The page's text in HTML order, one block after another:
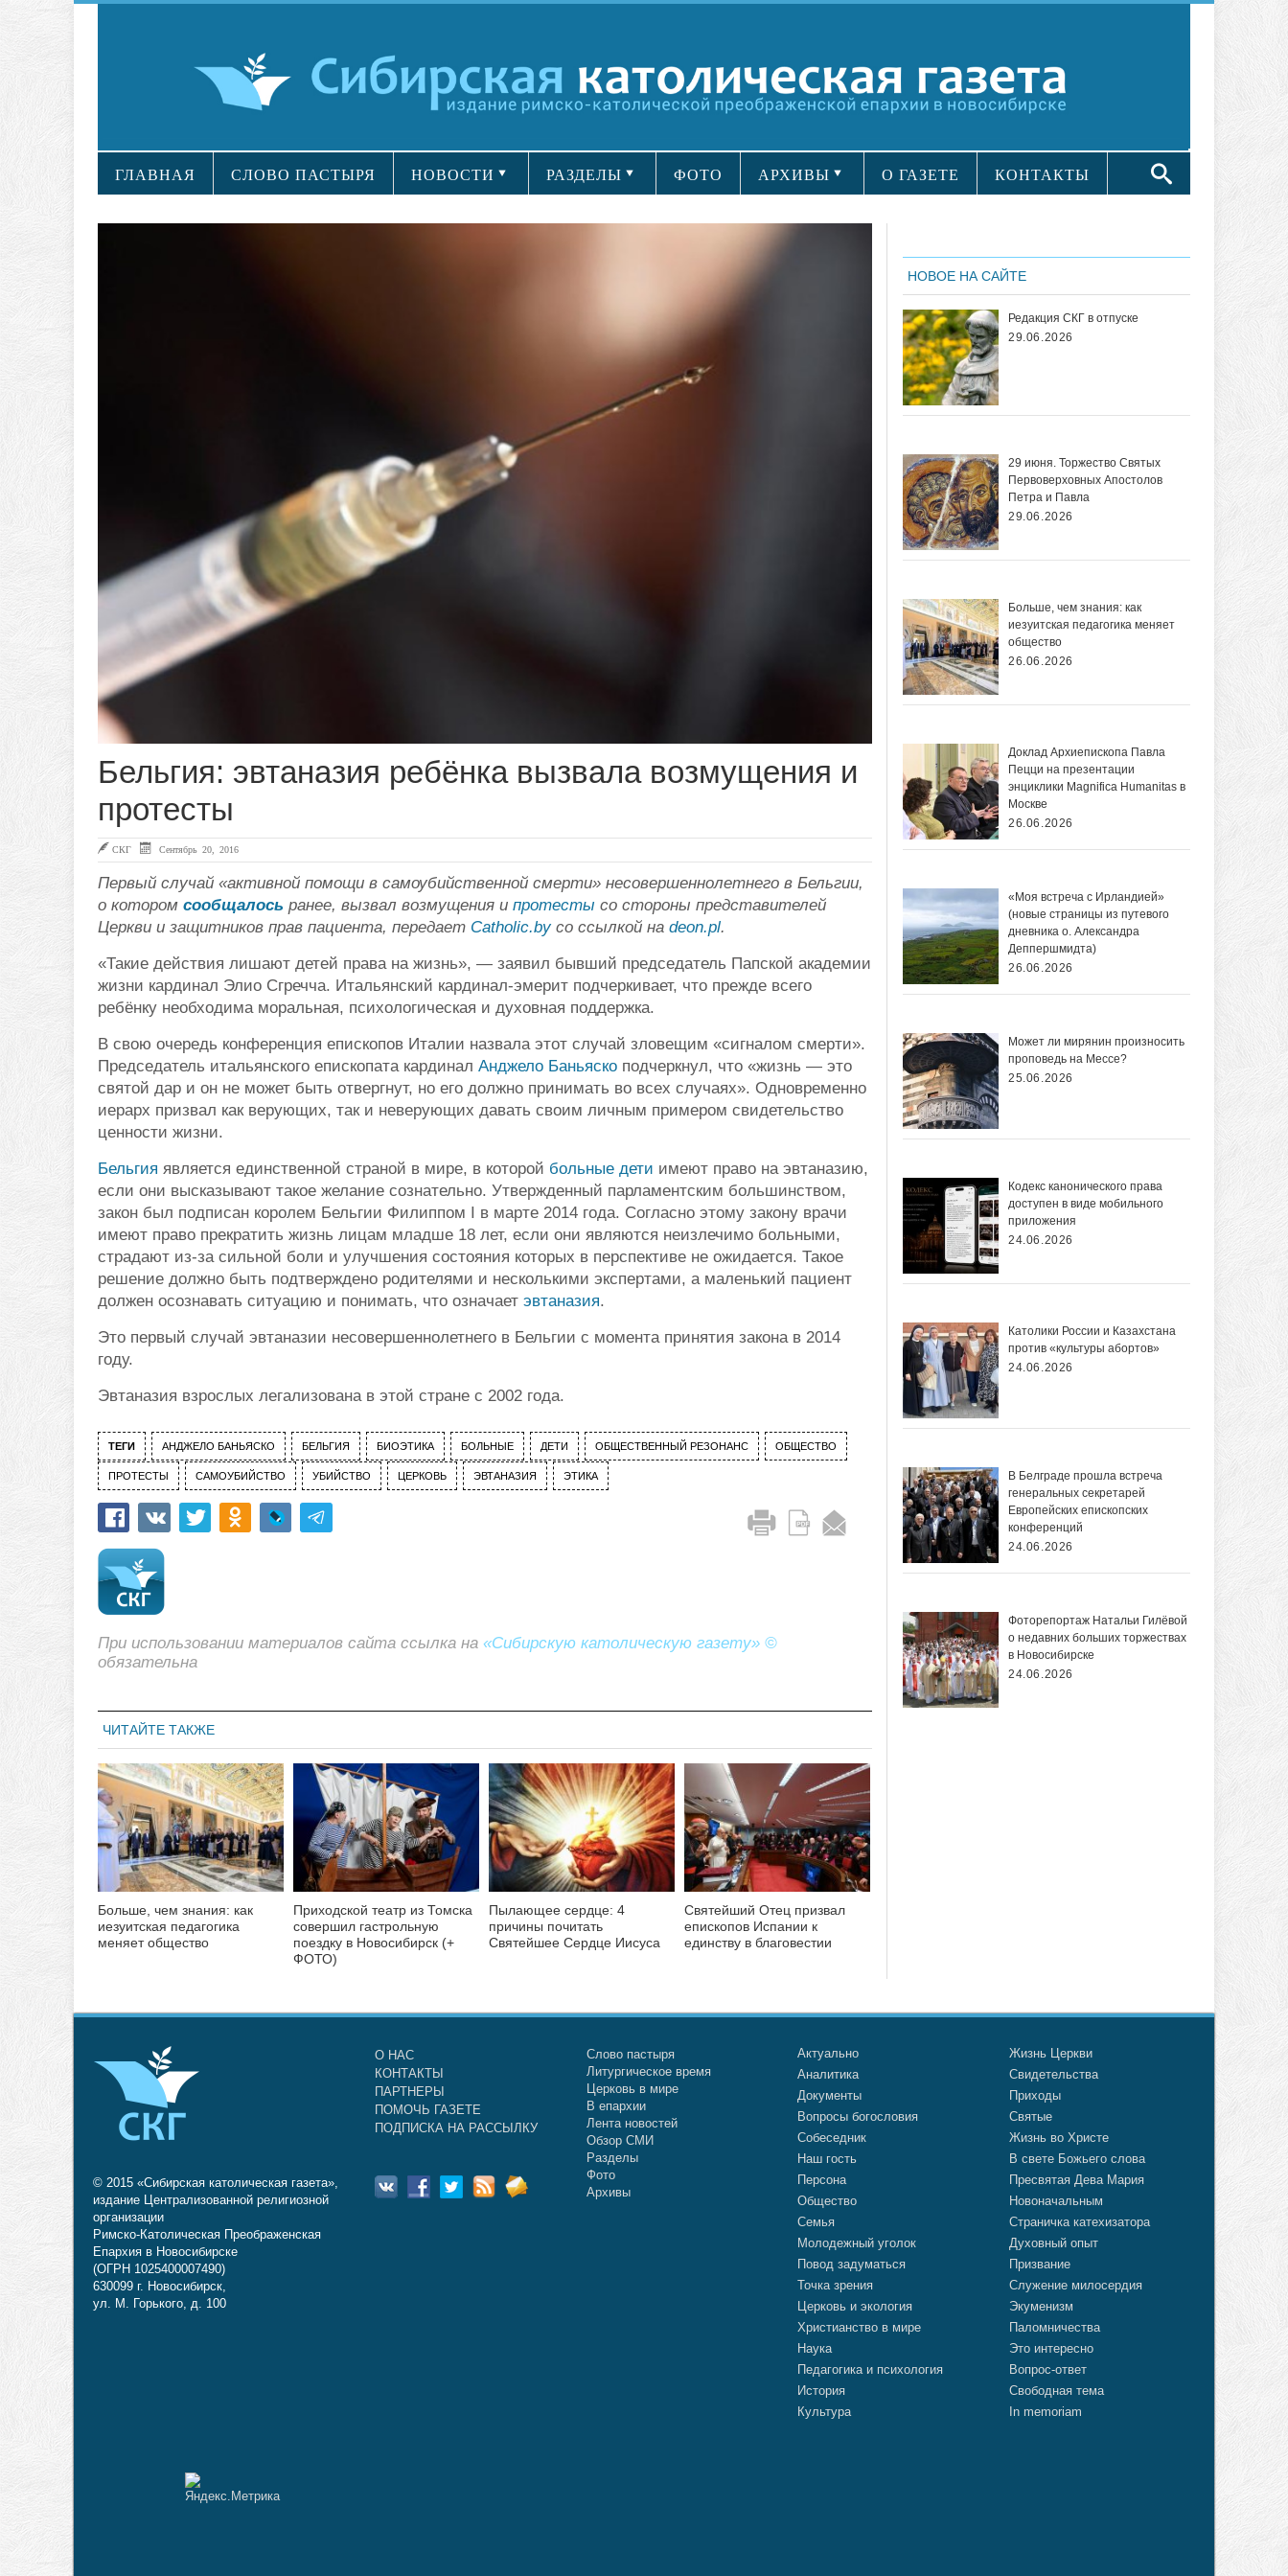
ГЛАВНАЯ СЛОВО ПАСТЫРЯ НОВОСТИ РАЗДЕЛЫ ФОТО АРХИВЫ О ГАЗЕТЕ КОНТАКТЫ
Бельгия: эвтаназия ребёнка вызвала возмущения и
протесты
СКГ Сентябрь 20, 2016
Первый случай «активной помощи в самоубийственной смерти» несовершеннолетнего в Бельгии,
о котором сообщалось ранее, вызвал возмущения и протесты со стороны представителей
Церкви и защитников прав пациента, передает Сatholic.by со ссылкой на deon.pl.
«Такие действия лишают детей права на жизнь», — заявил бывший председатель Папской академии
жизни кардинал Элио Сгречча. Итальянский кардинал-эмерит подчеркивает, что прежде всего
ребёнку необходима моральная, психологическая и духовная поддержка.
В свою очередь конференция епископов Италии назвала этот случай зловещим «сигналом смерти».
Председатель итальянского епископата кардинал Анджело Баньяско подчеркнул, что «жизнь — это
святой дар и он не может быть отвергнут, но его должно принимать во всех случаях». Одновременно
иерарх призвал как верующих, так и неверующих давать своим личным примером свидетельство
ценности жизни.
Бельгия является единственной страной в мире, в которой больные дети имеют право на эвтаназию,
если они высказывают такое желание сознательно. Утвержденный парламентским большинством,
закон был подписан королем Бельгии Филиппом I в марте 2014 года. Согласно этому закону врачи
имеют право прекратить жизнь лицам младше 18 лет, если они являются неизлечимо больными,
страдают из-за сильной боли и улучшения состояния которых в перспективе не ожидается. Такое
решение должно быть подтверждено родителями и несколькими экспертами, а маленький пациент
должен осознавать ситуацию и понимать, что означает эвтаназия.
Это первый случай эвтаназии несовершеннолетнего в Бельгии с момента принятия закона в 2014
году.
Эвтаназия взрослых легализована в этой стране с 2002 года.
ТЕГИ АНДЖЕЛО БАНЬЯСКО БЕЛЬГИЯ БИОЭТИКА БОЛЬНЫЕ ДЕТИ ОБЩЕСТВЕННЫЙ РЕЗОНАНС ОБЩЕСТВО
ПРОТЕСТЫ САМОУБИЙСТВО УБИЙСТВО ЦЕРКОВЬ ЭВТАНАЗИЯ ЭТИКА
При использовании материалов сайта ссылка на «Сибирскую католическую газету» ©
обязательна
ЧИТАЙТЕ ТАКЖЕ
Больше, чем знания: как
иезуитская педагогика
меняет общество
Приходской театр из Томска
совершил гастрольную
поездку в Новосибирск (+
ФОТО)
Пылающее сердце: 4
причины почитать
Святейшее Сердце Иисуса
Святейший Отец призвал
епископов Испании к
единству в благовестии
НОВОЕ НА САЙТЕ
Редакция СКГ в отпуске
29.06.2026
29 июня. Торжество Святых
Первоверховных Апостолов
Петра и Павла
29.06.2026
Больше, чем знания: как
иезуитская педагогика меняет
общество
26.06.2026
Доклад Архиепископа Павла
Пецци на презентации
энциклики Magnifica Нumanitas в
Москве
26.06.2026
«Моя встреча с Ирландией»
(новые страницы из путевого
дневника о. Александра
Деппершмидта)
26.06.2026
Может ли мирянин произносить
проповедь на Мессе?
25.06.2026
Кодекс канонического права
доступен в виде мобильного
приложения
24.06.2026
Католики России и Казахстана
против «культуры абортов»
24.06.2026
В Белграде прошла встреча
генеральных секретарей
Европейских епископских
конференций
24.06.2026
Фоторепортаж Натальи Гилёвой
о недавних больших торжествах
в Новосибирске
24.06.2026
© 2015 «Сибирская католическая газета»,
издание Централизованной религиозной
организации
Римско-Католическая Преображенская
Епархия в Новосибирске
(ОГРН 1025400007490)
630099 г. Новосибирск,
ул. М. Горького, д. 100
О НАС
КОНТАКТЫ
ПАРТНЕРЫ
ПОМОЧЬ ГАЗЕТЕ
ПОДПИСКА НА РАССЫЛКУ
Слово пастыря
Литургическое время
Церковь в мире
В епархии
Лента новостей
Обзор СМИ
Разделы
Фото
Архивы
Актуально
Аналитика
Документы
Вопросы богословия
Собеседник
Наш гость
Персона
Общество
Семья
Молодежный уголок
Повод задуматься
Точка зрения
Церковь и экология
Христианство в мире
Наука
Педагогика и психология
История
Культура
Жизнь Церкви
Свидетельства
Приходы
Святые
Жизнь во Христе
В свете Божьего слова
Пресвятая Дева Мария
Новоначальным
Страничка катехизатора
Духовный опыт
Призвание
Служение милосердия
Экуменизм
Паломничества
Это интересно
Вопрос-ответ
Свободная тема
In memoriam